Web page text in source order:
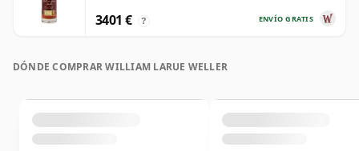
ENVÍO GRATIS
3401 € ?
DÓNDE COMPRAR WILLIAM LARUE WELLER